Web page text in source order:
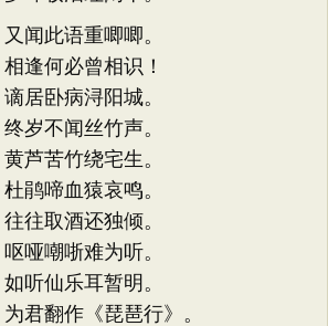
闻此语重唧唧。
逢何必曾相识！
居卧病浔阳城。
岁不闻丝竹声。
芦苦竹绕宅生。
鹃啼血猿哀鸣。
往取酒还独倾。
哑嘲哳难为听。
听仙乐耳暂明。
君翻作《琵琶行》。